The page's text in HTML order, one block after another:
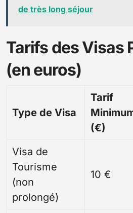
de très long séjour
Tarifs des Visas
(en euros)
Type de Visa
Tarif
(€)
Visa de
Tourisme
(non
prolongé)
10 €